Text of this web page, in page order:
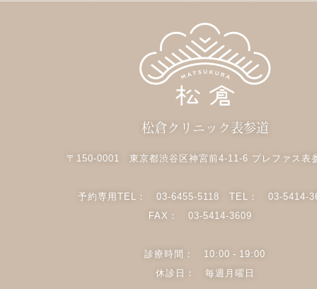
松倉クリニック表参道
〒150-0001 東京都渋谷区神宮前4-11-6 プレファス表
予約専用TEL：03-6455-5118 TEL：03-5414-
FAX： 03-5414-3609
診療時間： 10:00 - 19:00
休診日： 毎週月曜日